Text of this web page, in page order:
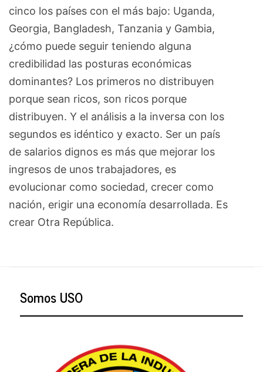
cinco los países con el más bajo: Uganda,
Georgia, Bangladesh, Tanzania y Gambia,
¿cómo puede seguir teniendo alguna
credibilidad las posturas económicas
dominantes? Los primeros no distribuyen
porque sean ricos, son ricos porque
distribuyen. Y el análisis a la inversa con los
segundos es idéntico y exacto. Ser un país
de salarios dignos es más que mejorar los
ingresos de unos trabajadores, es
evolucionar como sociedad, crecer como
nación, erigir una economía desarrollada. Es
crear Otra República.
Somos USO